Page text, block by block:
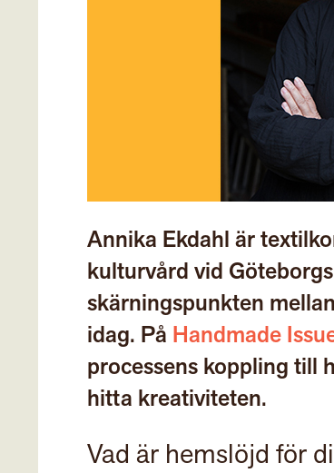
Annika Ekdahl är
kulturvård vid
skärningspunkten
idag. På Handmade
processens koppling till
hitta kreativiteten.
Vad är hemslöjd för